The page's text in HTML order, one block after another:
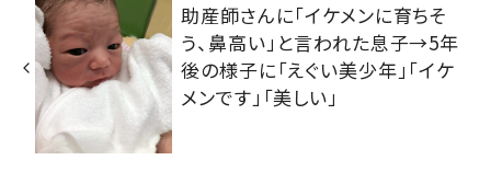
助産師さんに「イケメンに育ちそ
う、鼻高い」と言われた息子→5年
後の様子に「えぐい美少年」「イケ
メンです」「美しい」